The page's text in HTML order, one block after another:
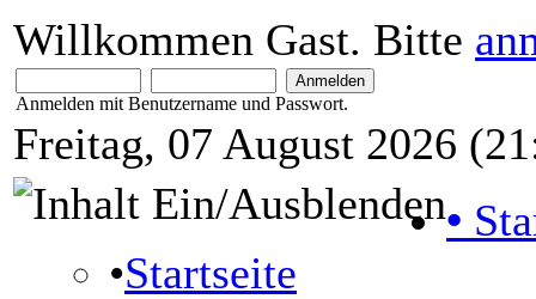
Willkommen Gast. Bitte
Anmelden mit Benutzername und Passwort.
Freitag, 07 August 2026
•
•Startseite